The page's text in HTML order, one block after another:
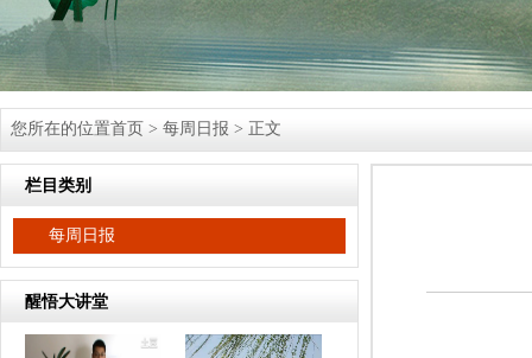
您所在的位置首页 > 每周日报 > 正文
栏目类别
每周日报
醒悟大讲堂